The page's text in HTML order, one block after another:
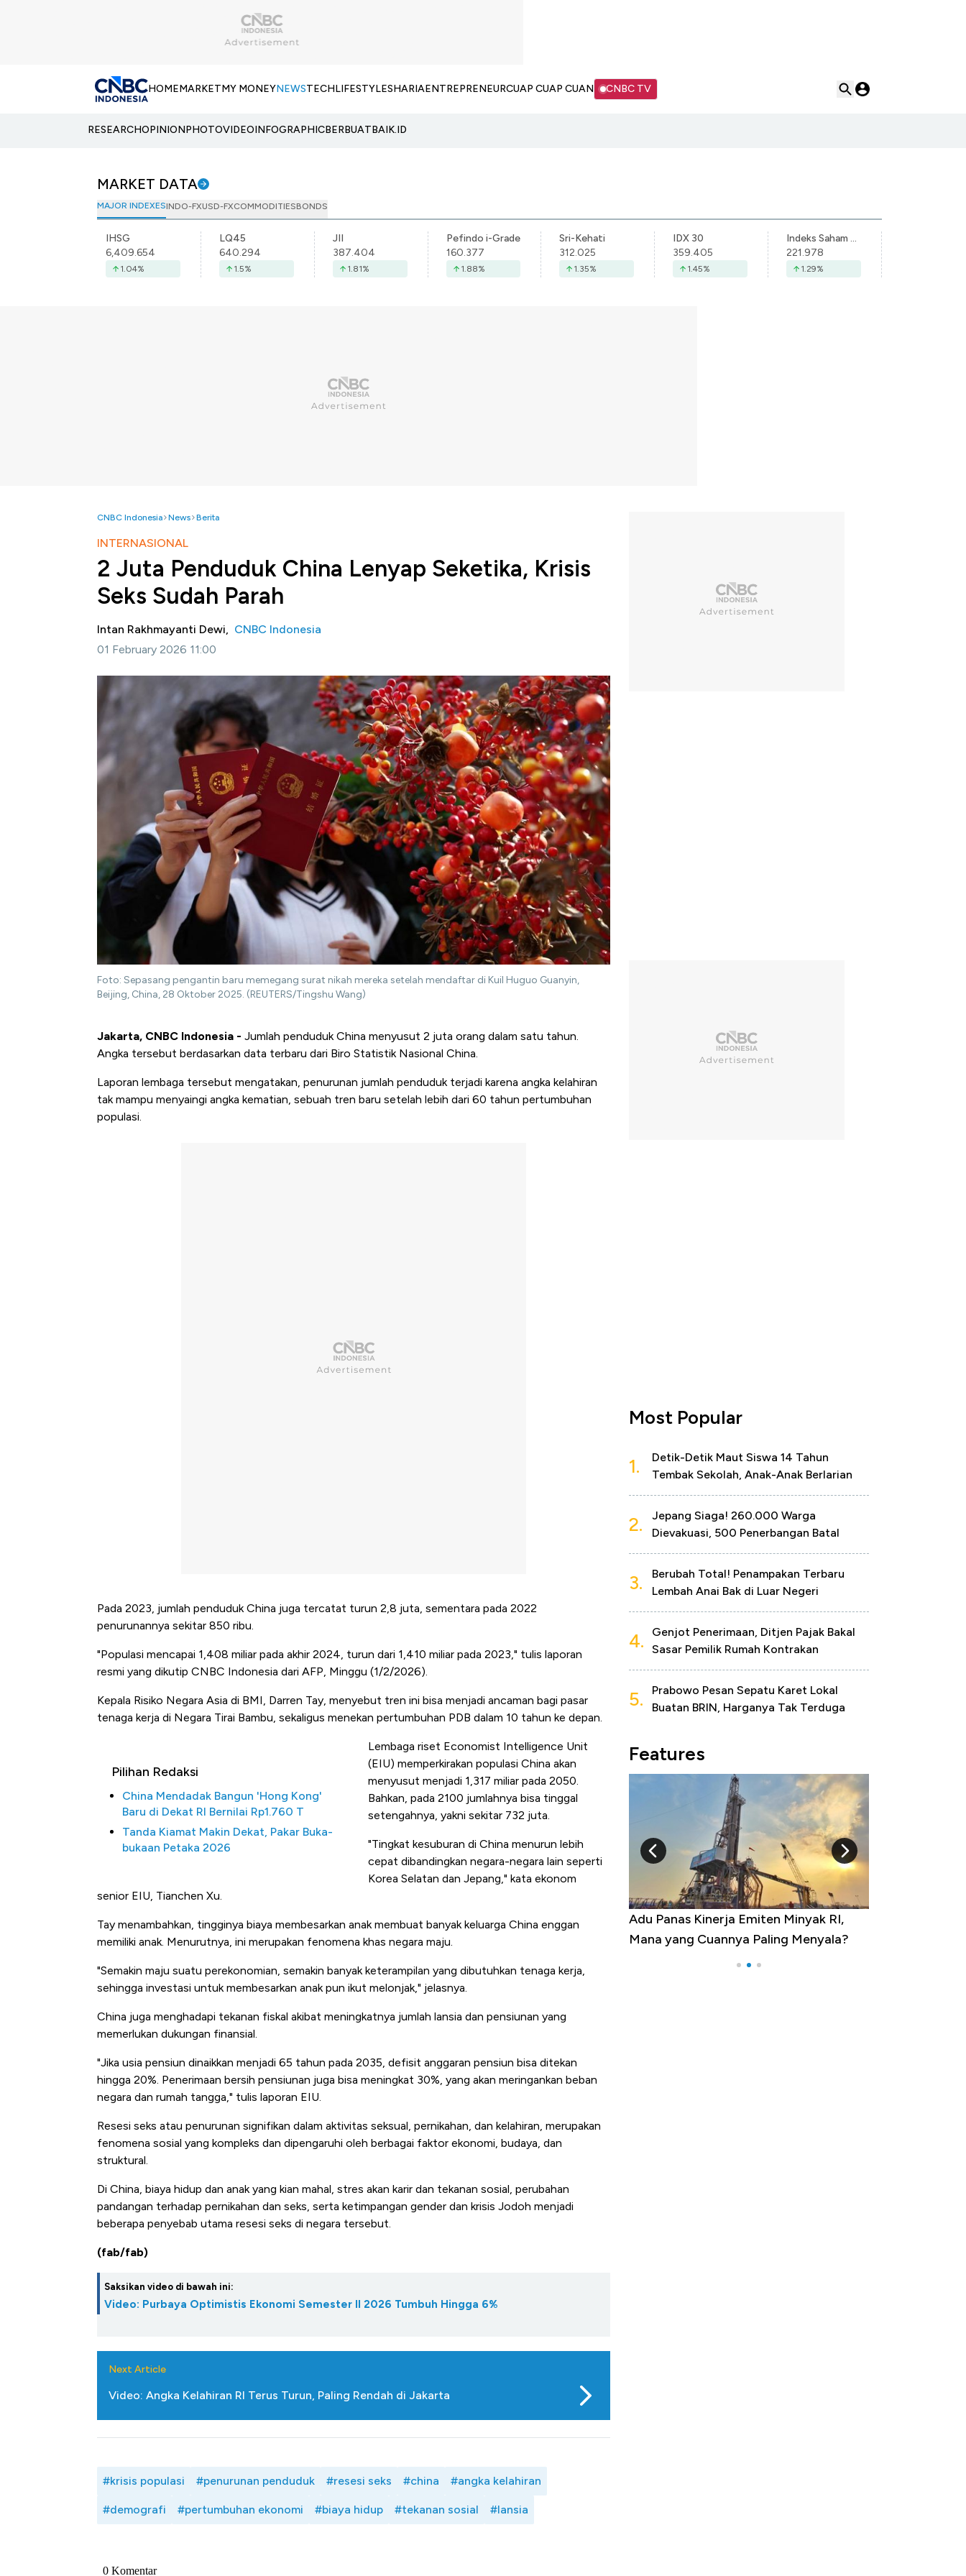
HOMEMARKETMY MONEYNEWSTECHLIFESTYLESHARIAENTREPRENEURCUAP CUAP CUAN CNBC TV
RESEARCHOPINIONPHOTOVIDEOINFOGRAPHICBERBUATBAIK.ID
MARKET DATA
MAJOR INDEXESINDO-FXUSD-FXCOMMODITIESBONDS
IHSG
6,409.654
1.04%
LQ45
640.294
1.5%
JII
387.404
1.81%
Pefindo i-Grade
160.377
1.88%
Sri-Kehati
312.025
1.35%
IDX 30
359.405
1.45%
Indeks Saham Syariah Indonesia
221.978
1.29%
CNBC Indonesia News Berita
INTERNASIONAL
2 Juta Penduduk China Lenyap Seketika, Krisis
Seks Sudah Parah
Intan Rakhmayanti Dewi, CNBC Indonesia
01 February 2026 11:00
Foto: Sepasang pengantin baru memegang surat nikah mereka setelah mendaftar di Kuil Huguo Guanyin,
Beijing, China, 28 Oktober 2025. (REUTERS/Tingshu Wang)
Jakarta, CNBC Indonesia - Jumlah penduduk China menyusut 2 juta orang dalam satu tahun.
Angka tersebut berdasarkan data terbaru dari Biro Statistik Nasional China.
Laporan lembaga tersebut mengatakan, penurunan jumlah penduduk terjadi karena angka kelahiran
tak mampu menyaingi angka kematian, sebuah tren baru setelah lebih dari 60 tahun pertumbuhan
populasi.
Pada 2023, jumlah penduduk China juga tercatat turun 2,8 juta, sementara pada 2022
penurunannya sekitar 850 ribu.
"Populasi mencapai 1,408 miliar pada akhir 2024, turun dari 1,410 miliar pada 2023," tulis laporan
resmi yang dikutip CNBC Indonesia dari AFP, Minggu (1/2/2026).
Kepala Risiko Negara Asia di BMI, Darren Tay, menyebut tren ini bisa menjadi ancaman bagi pasar
tenaga kerja di Negara Tirai Bambu, sekaligus menekan pertumbuhan PDB dalam 10 tahun ke depan.
Pilihan Redaksi
China Mendadak Bangun 'Hong Kong'
Baru di Dekat RI Bernilai Rp1.760 T
Tanda Kiamat Makin Dekat, Pakar Buka-
bukaan Petaka 2026
Lembaga riset Economist Intelligence Unit
(EIU) memperkirakan populasi China akan
menyusut menjadi 1,317 miliar pada 2050.
Bahkan, pada 2100 jumlahnya bisa tinggal
setengahnya, yakni sekitar 732 juta.
"Tingkat kesuburan di China menurun lebih
cepat dibandingkan negara-negara lain seperti
Korea Selatan dan Jepang," kata ekonom
senior EIU, Tianchen Xu.
Tay menambahkan, tingginya biaya membesarkan anak membuat banyak keluarga China enggan
memiliki anak. Menurutnya, ini merupakan fenomena khas negara maju.
"Semakin maju suatu perekonomian, semakin banyak keterampilan yang dibutuhkan tenaga kerja,
sehingga investasi untuk membesarkan anak pun ikut melonjak," jelasnya.
China juga menghadapi tekanan fiskal akibat meningkatnya jumlah lansia dan pensiunan yang
memerlukan dukungan finansial.
"Jika usia pensiun dinaikkan menjadi 65 tahun pada 2035, defisit anggaran pensiun bisa ditekan
hingga 20%. Penerimaan bersih pensiunan juga bisa meningkat 30%, yang akan meringankan beban
negara dan rumah tangga," tulis laporan EIU.
Resesi seks atau penurunan signifikan dalam aktivitas seksual, pernikahan, dan kelahiran, merupakan
fenomena sosial yang kompleks dan dipengaruhi oleh berbagai faktor ekonomi, budaya, dan
struktural.
Di China, biaya hidup dan anak yang kian mahal, stres akan karir dan tekanan sosial, perubahan
pandangan terhadap pernikahan dan seks, serta ketimpangan gender dan krisis Jodoh menjadi
beberapa penyebab utama resesi seks di negara tersebut.
(fab/fab)
Saksikan video di bawah ini:
Video: Purbaya Optimistis Ekonomi Semester II 2026 Tumbuh Hingga 6%
Next Article
Video: Angka Kelahiran RI Terus Turun, Paling Rendah di Jakarta
#krisis populasi #penurunan penduduk #resesi seks #china #angka kelahiran
#demografi #pertumbuhan ekonomi #biaya hidup #tekanan sosial #lansia
Most Popular
1.
Detik-Detik Maut Siswa 14 Tahun
Tembak Sekolah, Anak-Anak Berlarian
2.
Jepang Siaga! 260.000 Warga
Dievakuasi, 500 Penerbangan Batal
3.
Berubah Total! Penampakan Terbaru
Lembah Anai Bak di Luar Negeri
4.
Genjot Penerimaan, Ditjen Pajak Bakal
Sasar Pemilik Rumah Kontrakan
5.
Prabowo Pesan Sepatu Karet Lokal
Buatan BRIN, Harganya Tak Terduga
Features
Kongo Tutup Keran Ekspor, Harga
Tembaga Terbang ke Zona Berbahaya
Adu Panas Kinerja Emiten Minyak RI,
Mana yang Cuannya Paling Menyala?